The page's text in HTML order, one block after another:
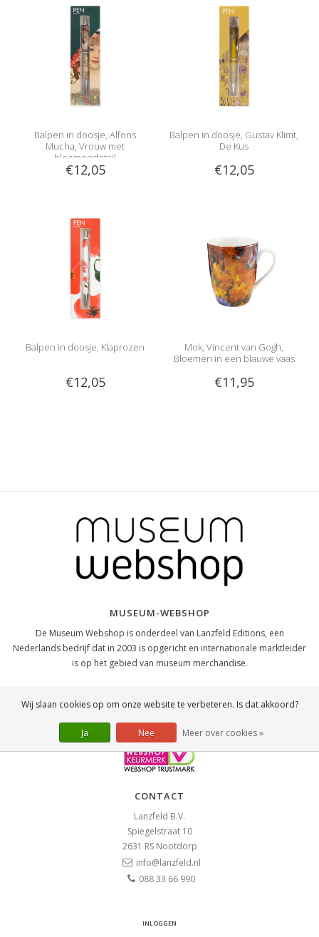
Balpen in doosje, Alfons
Mucha, Vrouw met
bloemendetail
€12,05
Balpen in doosje, Gustav Klimt,
De Kus
€12,05
Balpen in doosje, Klaprozen
€12,05
Mok, Vincent van Gogh,
Bloemen in een blauwe vaas
€11,95
MUSEUM-WEBSHOP
De Museum Webshop is onderdeel van Lanzfeld Editions, een
Nederlands bedrijf dat in 2003 is opgericht en internationale marktleider
is op het gebied van museum merchandise.
CONTACT
Lanzfeld B.V.
Spiegelstraat 10
2631 RS Nootdorp
info@lanzfeld.nl
088 33 66 990
INLOGGEN
Wij slaan cookies op om onze website te verbeteren. Is dat akkoord?
Ja Nee Meer over cookies »